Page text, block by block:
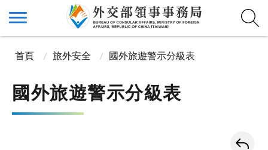
首頁 旅外安全 國外旅遊警示分級表
國外旅遊警示分級表